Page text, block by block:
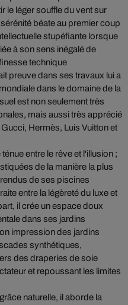
le léger souffle du vent sur
béate au premier coup
stupéfiante lorsque
à son sens inégalé de
technique
preuve dans ses travaux lui a
dans le domaine de la
est non seulement très
mais aussi très apprécié
Hermès, Luis Vuitton et
entre le rêve et l'illusion ;
de la manière la plus
de ses piscines
entre la légèreté du luxe et
il crée un espace doux
dans ses jardins
impression des jardins
synthétiques,
des draperies de soie
et repoussant les limites
naturelle, il aborde la